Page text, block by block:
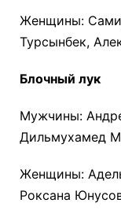
Женщины:
Турсынбек,
Блочный лук
Мужчины:
Дильмухамед
Женщины:
Роксана